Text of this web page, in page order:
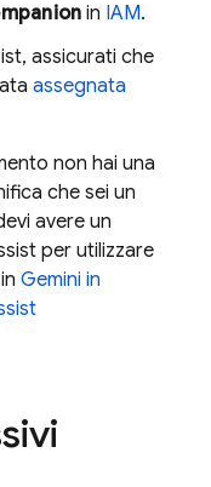
in IAM.
, assicurati che
assegnata
non hai una
che sei un
avere un
per utilizzare
Gemini in